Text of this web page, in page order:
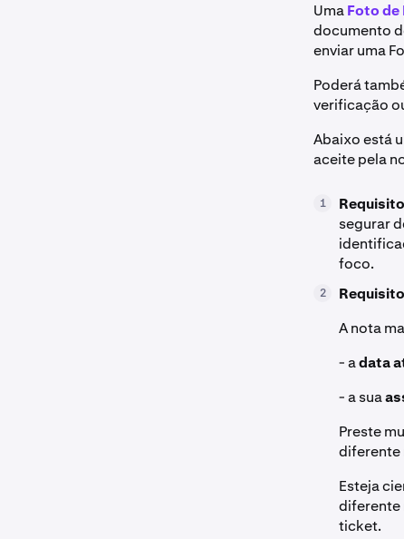
UmaFoto de
documento
enviar uma
Poderá
verificação
Abaixo está
aceite pela
1
segurar
foco.
2
A nota
- adata
- a sua
Preste
diferente
Esteja
diferente
ticket.